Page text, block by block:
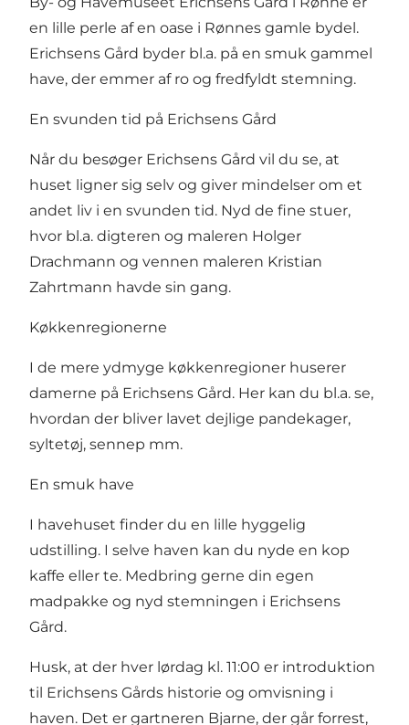
en lille perle af en oase i Rønnes gamle bydel.
Erichsens Gård byder bl.a. på en smuk gammel
have, der emmer af ro og fredfyldt stemning.
En svunden tid på Erichsens Gård
Når du besøger Erichsens Gård vil du se, at
huset ligner sig selv og giver mindelser om et
andet liv i en svunden tid. Nyd de fine stuer,
hvor bl.a. digteren og maleren Holger
Drachmann og vennen maleren Kristian
Zahrtmann havde sin gang.
Køkkenregionerne
I de mere ydmyge køkkenregioner huserer
damerne på Erichsens Gård. Her kan du bl.a. se,
hvordan der bliver lavet dejlige pandekager,
syltetøj, sennep mm.
En smuk have
I havehuset finder du en lille hyggelig
udstilling. I selve haven kan du nyde en kop
kaffe eller te. Medbring gerne din egen
madpakke og nyd stemningen i Erichsens
Gård.
Husk, at der hver lørdag kl. 11:00 er introduktion
til Erichsens Gårds historie og omvisning i
haven. Det er gartneren Bjarne, der går forrest,